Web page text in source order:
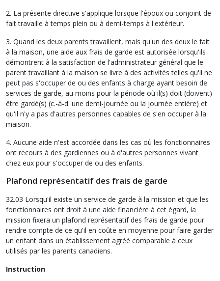
2. La présente directive s'applique lorsque l'époux ou conjoint de
fait travaille à temps plein ou à demi-temps à l'extérieur.
3. Quand les deux parents travaillent, mais qu'un des deux le fait
à la maison, une aide aux frais de garde est autorisée lorsqu'ils
démontrent à la satisfaction de l'administrateur général que le
parent travaillant à la maison se livre à des activités telles qu'il ne
peut pas s'occuper de ou des enfants à charge ayant besoin de
services de garde, au moins pour la période où il(s) doit (doivent)
être gardé(s) (c.-à-d. une demi-journée ou la journée entière) et
qu'il n'y a pas d'autres personnes capables de s'en occuper à la
maison.
4. Aucune aide n'est accordée dans les cas où les fonctionnaires
ont recours à des gardiennes ou à d'autres personnes vivant
chez eux pour s'occuper de ou des enfants.
Plafond représentatif des frais de garde
32.03 Lorsqu'il existe un service de garde à la mission et que les
fonctionnaires ont droit à une aide financière à cet égard, la
mission fixera un plafond représentatif des frais de garde pour
rendre compte de ce qu'il en coûte en moyenne pour faire garder
un enfant dans un établissement agréé comparable à ceux
utilisés par les parents canadiens.
Instruction